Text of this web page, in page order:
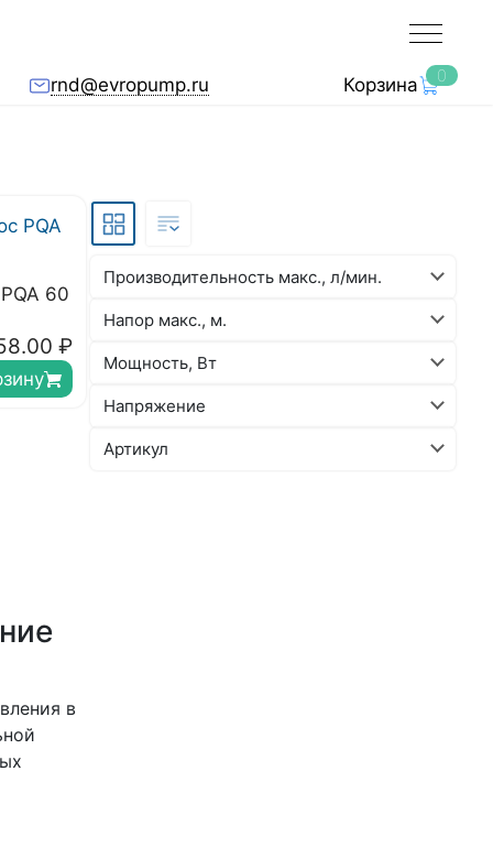
rnd@evropump.ru Корзина 0
60
₽
в
Производительность макс., л/мин.
Напор макс., м.
Мощность, Вт
Напряжение
Артикул